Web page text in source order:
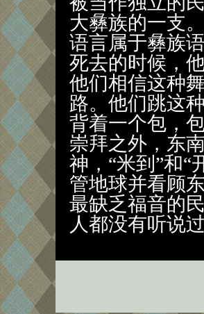
大彝族的一支
语言属于彝族
死去的时候，
他们相信这种
路。他们跳这
背着一个包，
崇拜之外，东
神，“米到”和“
管地球并看顾
最缺乏福音的
人都没有听说